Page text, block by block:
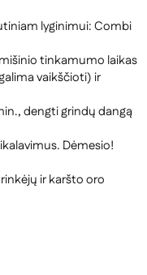
lyginimui: Combi
tinkamumo laikas
vaikščioti) ir
dengti grindų dangą
Dėmesio!
ir karšto oro